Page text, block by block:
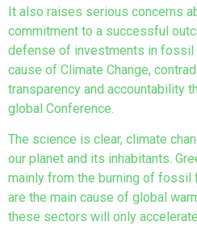
It also raises serious concerns
commitment to a successful
defense of investments in fossil
cause of Climate Change,
transparency and accountability
global Conference.
The science is clear, climate
our planet and its inhabitants.
mainly from the burning of fossil
are the main cause of global
these sectors will only